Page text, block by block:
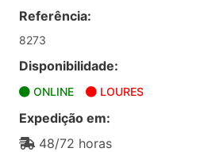
Referência:
8273
Disponibilidade:
ONLINE LOURES
Expedição em:
48/72 horas